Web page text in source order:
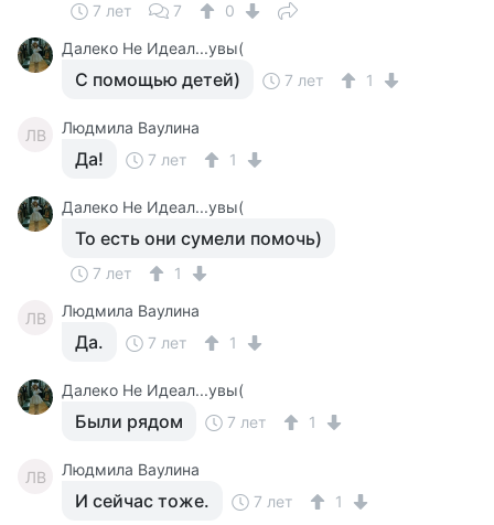
7 лет 7
0
Далеко Не Идеал...увы(
С помощью детей) 7 лет 1
ЛВ Людмила Ваулина
Да! 7 лет 1
Далеко Не Идеал...увы(
То есть они сумели помочь)
7 лет 1
ЛВ Людмила Ваулина
Да. 7 лет 1
Далеко Не Идеал...увы(
Были рядом 7 лет 1
ЛВ Людмила Ваулина
И сейчас тоже. 7 лет 1